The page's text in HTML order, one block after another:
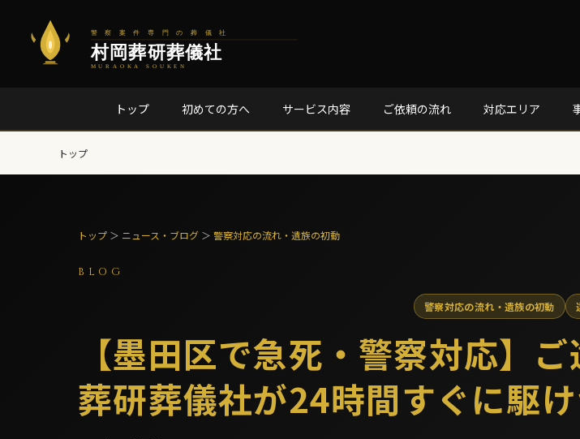
トップ 初めての方へ サービス内容 ご依頼の流れ 対応エリア
トップ
トップ ＞ ニュース・ブログ ＞ 警察対応の流れ・遺族の初動
BLOG
警察対応の流れ・遺族の初動
【墨田区で急死・警察対応】
葬研葬儀社が24時間すぐに駆